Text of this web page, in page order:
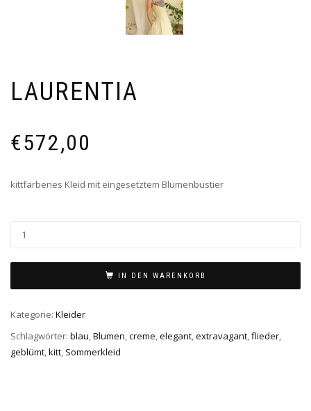
LAURENTIA
€572,00
kittfarbenes Kleid mit eingesetztem Blumenbustier
IN DEN WARENKORB
Kategorie: Kleider
Schlagwörter: blau,Blumen,creme,elegant,extravagant,flieder,
geblümt,kitt, Sommerkleid